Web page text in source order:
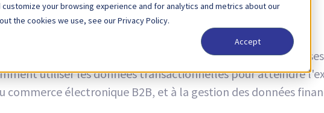
your browsing experience and for analytics and metrics about our
the cookies we use, see our Privacy Policy.
Accept
et les tendances, ainsi que des informations sur les
utiliser les données transactionnelles pour atteindre
électronique B2B, et à la gestion des données